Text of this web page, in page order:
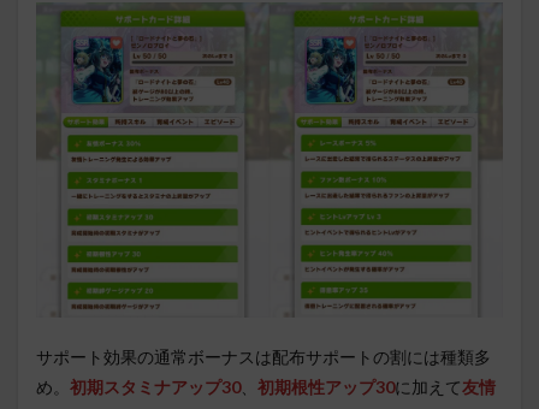
サポート効果の通常ボーナスは配布サポートの割には種類多
め。 初期スタミナアップ30、 初期根性アップ30に加えて友情